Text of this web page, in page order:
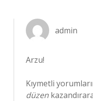
admin
Arzu!
Kıymetli
düzen